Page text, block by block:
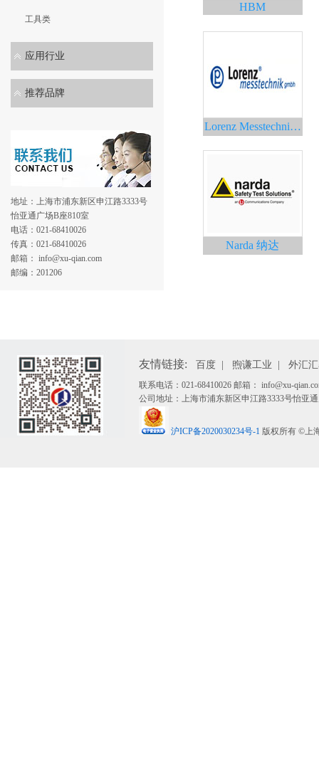
工具类
应用行业
推荐品牌
地址：上海市浦东新区申江路3333号
怡亚通广场B座810室
电话：021-68410026
传真：021-68410026
邮箱： info@xu-qian.com
邮编：201206
HBM
Lorenz Messtechnik劳恩-梅斯泰克传感器
Narda 纳达
友情链接: 百度 煦谦工业 外汇
联系电话：021-68410026 邮箱： info@xu-
公司地址：上海市浦东新区申江路3333号怡亚
沪ICP备2020030234号-1 版权所有 ©上